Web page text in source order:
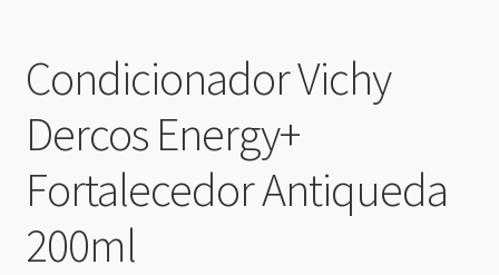
Condicionador Vichy
Dercos Energy+
Fortalecedor Antiqueda
200ml